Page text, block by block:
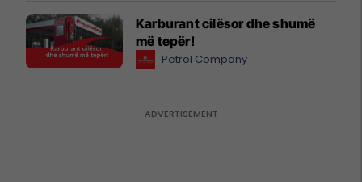
Karburant cilësor dhe shumë
më tepër!
Petrol Company